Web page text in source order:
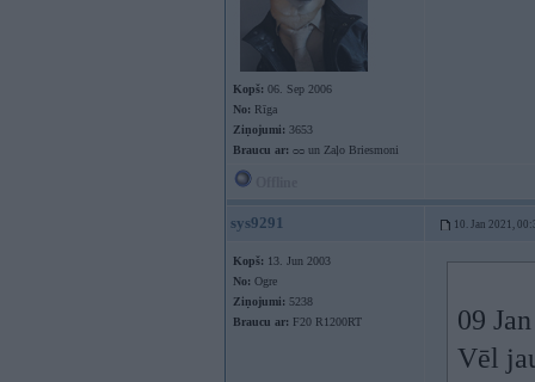
Kopš: 06. Sep 2006
No: Rīga
Ziņojumi: 3653
Braucu ar: ᴑᴑ un Zaļo Briesmoni
sys9291 10. Jan 2021,
Kopš: 13. Jun 2003
No: Ogre
Ziņojumi: 5238
Braucu ar: F20 R1200RT
09
Vēl